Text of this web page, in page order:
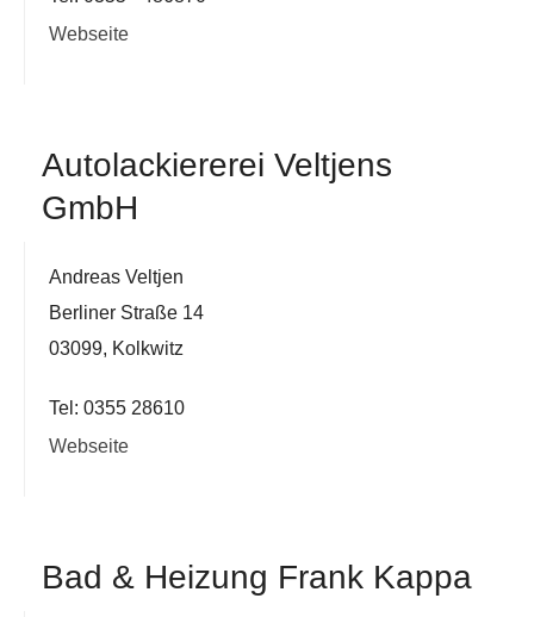
Webseite
Autolackiererei Veltjens
GmbH
Andreas Veltjen
Berliner Straße 14
03099, Kolkwitz
Tel: 0355 28610
Webseite
Bad & Heizung Frank Kappa